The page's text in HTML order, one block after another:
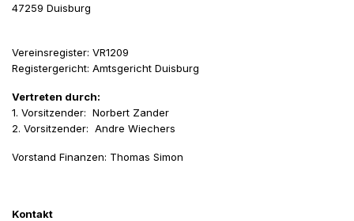
47259 Duisburg
Vereinsregister: VR1209
Registergericht: Amtsgericht Duisburg
Vertreten durch:
1. Vorsitzender: Norbert Zander
2. Vorsitzender: Andre Wiechers
Vorstand Finanzen: Thomas Simon
Kontakt